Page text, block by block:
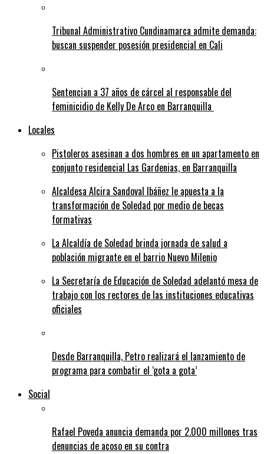
Tribunal Administrativo Cundinamarca admite demanda:
buscan suspender posesión presidencial en Cali
Sentencian a 37 años de cárcel al responsable del
feminicidio de Kelly De Arco en Barranquilla
Locales
Pistoleros asesinan a dos hombres en un apartamento en
conjunto residencial Las Gardenias, en Barranquilla
Alcaldesa Alcira Sandoval Ibáñez le apuesta a la
transformación de Soledad por medio de becas
formativas
La Alcaldía de Soledad brinda jornada de salud a
población migrante en el barrio Nuevo Milenio
La Secretaría de Educación de Soledad adelantó mesa de
trabajo con los rectores de las instituciones educativas
oficiales
Desde Barranquilla, Petro realizará el lanzamiento de
programa para combatir el ‘gota a gota’
Social
Rafael Poveda anuncia demanda por 2.000 millones tras
denuncias de acoso en su contra